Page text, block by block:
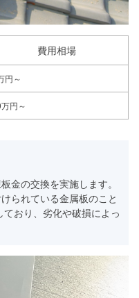
費用相場
円～
円～
金の交換を実施します。
られている金属板のこと
おり、劣化や破損によっ